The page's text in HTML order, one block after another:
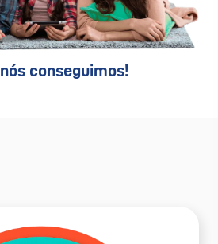
nós conseguimos!